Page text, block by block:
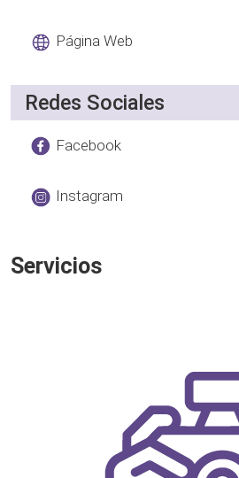
Página Web
Redes Sociales
Facebook
Instagram
Servicios